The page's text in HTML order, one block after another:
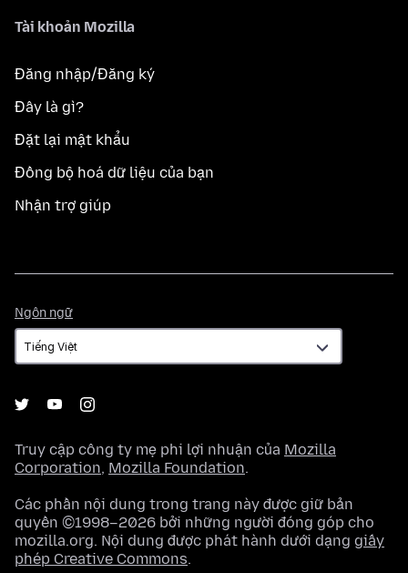
Tài khoản Mozilla
Đăng nhập/Đăng ký
Đây là gì?
Đặt lại mật khẩu
Đồng bộ hoá dữ liệu của bạn
Nhận trợ giúp
Ngôn ngữ
ngữ
Truy cập công ty mẹ phi lợi nhuận của Mozilla
Corporation, Mozilla Foundation.
Các phần nội dung trong trang này được giữ bản
quyền ©1998–2026 bởi những người đóng góp cho
mozilla.org. Nội dung được phát hành dưới dạng giấy
phép Creative Commons.